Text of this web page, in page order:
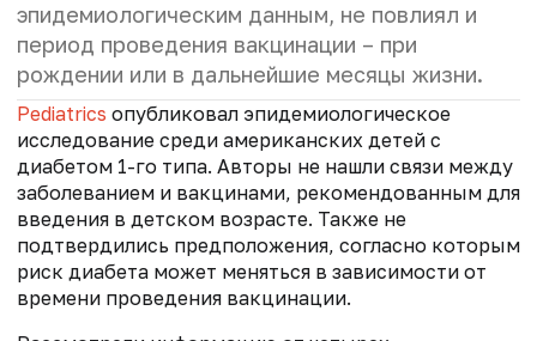
эпидемиологическим данным, не повлиял и
период проведения вакцинации – при
рождении или в дальнейшие месяцы жизни.
Pediatrics опубликовал эпидемиологическое
исследование среди американских детей с
диабетом 1-го типа. Авторы не нашли связи между
заболеванием и вакцинами, рекомендованным для
введения в детском возрасте. Также не
подтвердились предположения, согласно которым
риск диабета может меняться в зависимости от
времени проведения вакцинации.